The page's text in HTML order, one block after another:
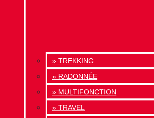
» TREKKING
» RADONNÉE
» MULTIFONCTION
» TRAVEL